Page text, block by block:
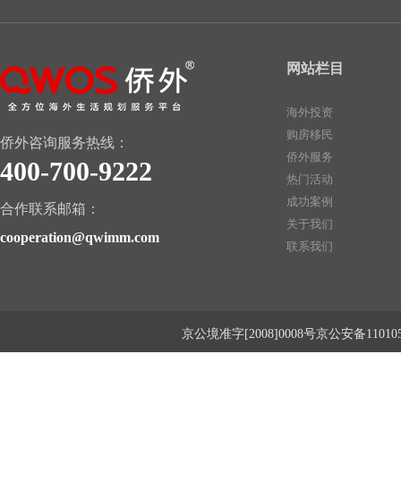
侨外咨询服务热线：
400-700-9222
合作联系邮箱：
cooperation@qwimm.com
网站栏目
海外投资
购房移民
侨外服务
热门活动
成功案例
关于我们
联系我们
京公境准字[2008]0008号京公安备